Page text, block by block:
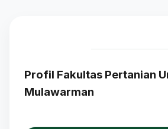
Profil Fakultas Pertanian
Mulawarman